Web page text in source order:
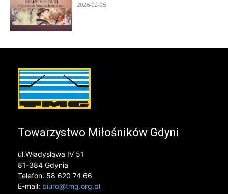
2026-02-05
Towarzystwo Miłośników Gdyni
ul.Władysława IV 51
81-384 Gdynia
Telefon: 58 620 74 66
E-mail: biuro@tmg.org.pl